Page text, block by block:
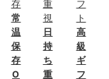
常
温
保
存
O
日
持
ち
重
高
級
ギ
フ